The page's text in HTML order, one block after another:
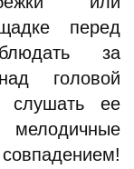
перед
за
головой
слушать ее
мелодичные